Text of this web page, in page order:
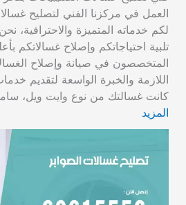
العمل في مركزنا الفني لتصليح
لكم خدماته المتميزة والاحترافية،
تلبية احتياجاتكم وإصلاح غسالاتكم
المتخصصون في صيانة وإصلاح
اللازمة والخبرة الواسعة لتقديم
كانت غسالتك من نوع وايت ويل،
المزيد